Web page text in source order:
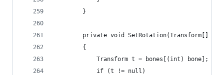
        }
private void SetRotation(Transform[]
        {
            Transform t = bones[(int) bone];
            if (t != null)